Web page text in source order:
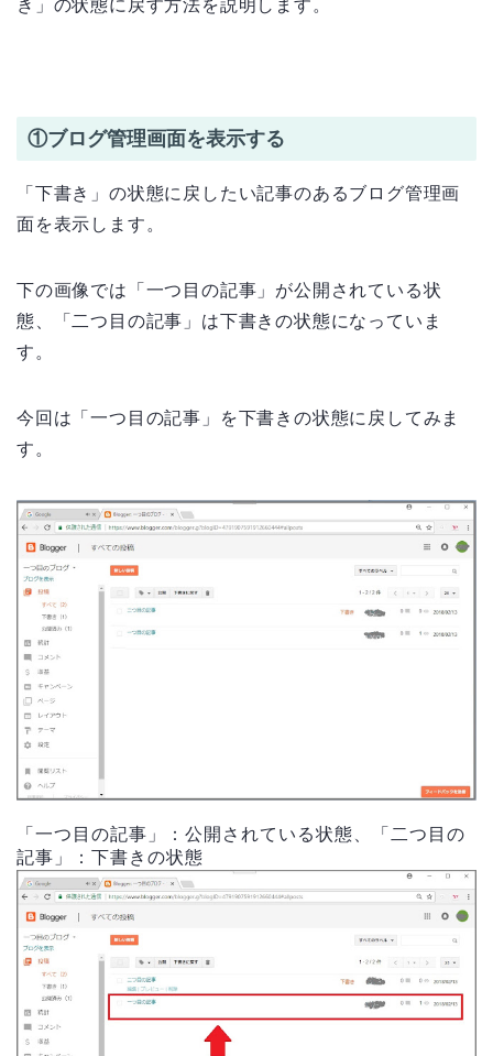
き」の状態に戻す方法を説明します。
①ブログ管理画面を表示する
「下書き」の状態に戻したい記事のあるブログ管理画
面を表示します。
下の画像では「一つ目の記事」が公開されている状
態、「二つ目の記事」は下書きの状態になっていま
す。
今回は「一つ目の記事」を下書きの状態に戻してみま
す。
「一つ目の記事」：公開されている状態、「二つ目の
記事」：下書きの状態